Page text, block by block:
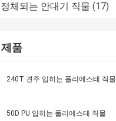
체되는 안대기 직물 (17)
품
240T 견주 입히는 폴리에스테 직물
50D PU 입히는 폴리에스테 직물